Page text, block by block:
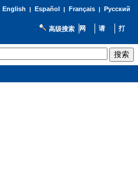
English | Español | Français| Русский
高级搜索